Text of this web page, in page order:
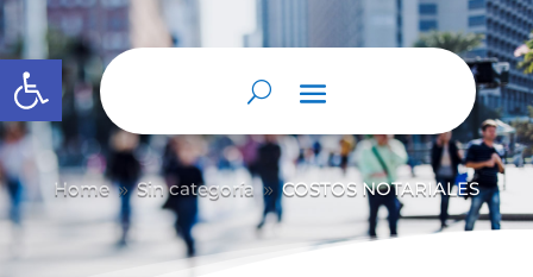
Abrir barra de herramientas
Home 9 Sin categoría 9 COSTOS NOTARIALES